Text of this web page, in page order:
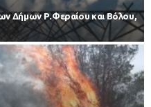
Δήμων Ρ.Φεραίου και Βόλου,